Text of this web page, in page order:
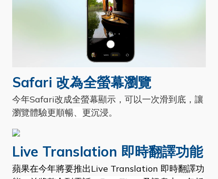
Safari 改為全螢幕瀏覽
今年Safari改成全螢幕顯示 ，可以一次滑到底，讓
瀏覽體驗更順暢、 更沉浸。
Live Translation 即時翻譯功能
蘋果在今年將要推出Live Translation 即時翻譯功